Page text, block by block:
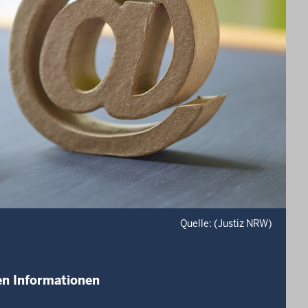
Quelle: (Justiz NRW)
Informationen